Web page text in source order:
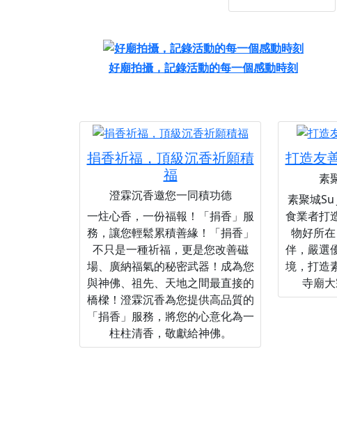
好廟拍攝，記錄活動的每一個感動時刻
捐香祈福，頂級沉香祈願積
福
澄霖沉香邀您一同積功德
一炷心香，一份福報！「捐香」服
務，讓您輕鬆累積善緣！「捐香」
不只是一種祈福，更是您改善磁
場、廣納福氣的秘密武器！成為您
與神佛、祖先、天地之間最直接的
橋樑！澄霖沉香為您提供高品質的
「捐香」服務，將您的心意化為一
柱柱清香，敬獻給神佛。
打造友
素
素聚城
食業者打
物好所
伴，嚴選
境，打造
寺廟大